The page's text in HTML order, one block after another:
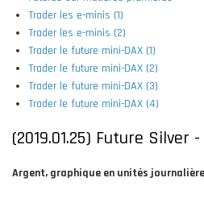
Trader les e-minis (1)
Trader les e-minis (2)
Trader le future mini-DAX (1)
Trader le future mini-DAX (2)
Trader le future mini-DAX (3)
Trader le future mini-DAX (4)
(2019.01.25) Future Silver
Argent, graphique en unités